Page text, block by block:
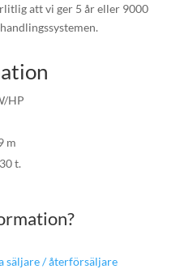
att vi ger 5 år eller 9000
HP
m
t.
säljare / återförsäljare